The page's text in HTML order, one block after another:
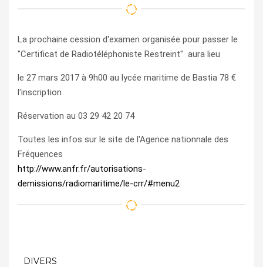
La prochaine cession d'examen organisée pour passer le
"Certificat de Radiotéléphoniste Restreint" aura lieu
le 27 mars 2017 à 9h00 au lycée maritime de Bastia 78 €
l'inscription
Réservation au 03 29 42 20 74
Toutes les infos sur le site de l'Agence nationnale des
Fréquences
http://www.anfr.fr/autorisations-
demissions/radiomaritime/le-crr/#menu2
DIVERS